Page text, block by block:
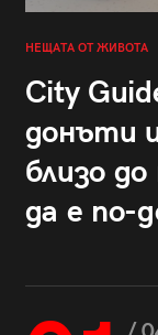
НЕЩАТА ОТ ЖИВОТА
City
донъти
близо
да е по-